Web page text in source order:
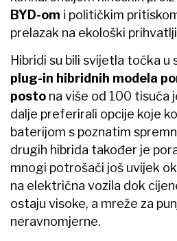
BYD-om i političkim
prelazak na ekološki
Hibridi su bili svijetla točka u
plug-in hibridnih modela
posto na više od 100 tisuća
dalje preferirali opcije koje
baterijom s poznatim
drugih hibrida također je
mnogi potrošači još uvijek
na električna vozila dok
ostaju visoke, a mreže za
neravnomjerne.